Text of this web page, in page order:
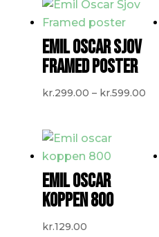
EMIL OSCAR SJOV
FRAMED POSTER
kr.299.00 – kr.599.00
EMIL OSCAR
KOPPEN 800
kr.129.00